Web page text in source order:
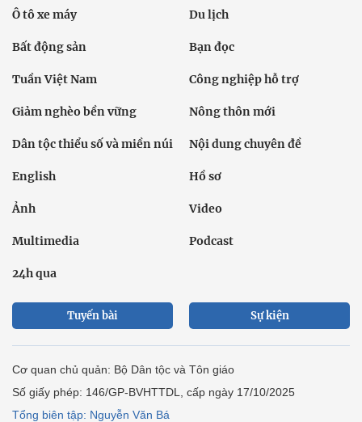
Ô tô xe máy Du lịch
Bất động sản Bạn đọc
Tuần Việt Nam Công nghiệp hỗ trợ
Giảm nghèo bền vững Nông thôn mới
Dân tộc thiểu số và miền núi Nội dung chuyên đề
English Hồ sơ
Ảnh Video
Multimedia Podcast
24h qua
Tuyến bài Sự kiện
Cơ quan chủ quản: Bộ Dân tộc và Tôn giáo
Số giấy phép: 146/GP-BVHTTDL, cấp ngày 17/10/2025
Tổng biên tập: Nguyễn Văn Bá